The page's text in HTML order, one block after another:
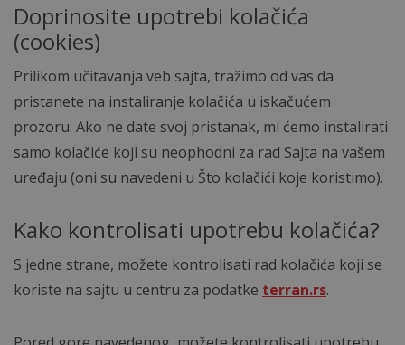
Doprinosite upotrebi kolačića
(cookies)
Prilikom učitavanja veb sajta, tražimo od vas da
pristanete na instaliranje kolačića u iskačućem
prozoru. Ako ne date svoj pristanak, mi ćemo instalirati
samo kolačiće koji su neophodni za rad Sajta na vašem
uređaju (oni su navedeni u Što kolačići koje koristimo).
Kako kontrolisati upotrebu kolačića?
S jedne strane, možete kontrolisati rad kolačića koji se
koriste na sajtu u centru za podatke terran.rs.